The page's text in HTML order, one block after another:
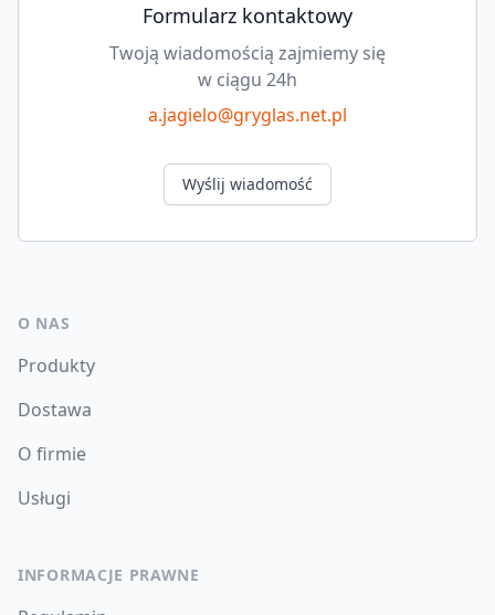
Formularz kontaktowy
Twoją wiadomością zajmiemy się
w ciągu 24h
a.jagielo@gryglas.net.pl
Wyślij wiadomość
O NAS
Produkty
Dostawa
O firmie
Usługi
INFORMACJE PRAWNE